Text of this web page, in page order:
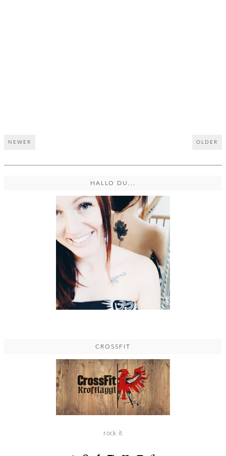
NEWER OLDER
HALLO DU...
CROSSFIT
rock it